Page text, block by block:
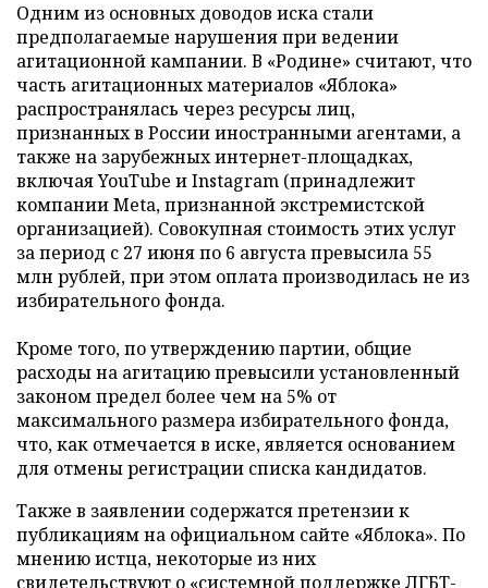
Одним из основных доводов иска стали
предполагаемые нарушения при ведении
агитационной кампании. В «Родине» считают, что
часть агитационных материалов «Яблока»
распространялась через ресурсы лиц,
признанных в России иностранными агентами, а
также на зарубежных интернет-площадках,
включая YouTube и Instagram (принадлежит
компании Meta, признанной экстремистской
организацией). Совокупная стоимость этих услуг
за период с 27 июня по 6 августа превысила 55
млн рублей, при этом оплата производилась не из
избирательного фонда.
Кроме того, по утверждению партии, общие
расходы на агитацию превысили установленный
законом предел более чем на 5% от
максимального размера избирательного фонда,
что, как отмечается в иске, является основанием
для отмены регистрации списка кандидатов.
Также в заявлении содержатся претензии к
публикациям на официальном сайте «Яблока». По
мнению истца, некоторые из них
свидетельствуют о «системной поддержке ЛГБТ-